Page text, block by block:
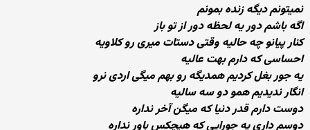
نمیتونم دیگه زنده بمونم
اگه باشم دور یه لحظه دور از تو باز
کنار پیانو چه حالیه وقتی دستات میری رو كلاویه
احساسی که دارم بهت عالیه
یه جور بغل کردیم همدیگه رو بهم میگی اردی نرو
انگار ندیدیم همو دو سه سالیه
دوست دارم قدر دنیا که میگن آخر نداره
دوسم داری یه جورایی که هیچکس باور نداره